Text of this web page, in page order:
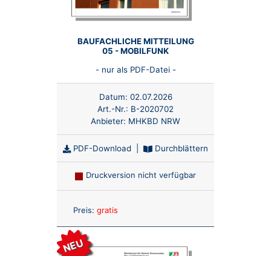
BAUFACHLICHE MITTEILUNG
05 - MOBILFUNK
- nur als PDF-Datei -
Datum: 02.07.2026
Art.-Nr.: B-2020702
Anbieter: MHKBD NRW
PDF-Download Durchblättern
Druckversion nicht verfügbar
Preis: gratis
NEU